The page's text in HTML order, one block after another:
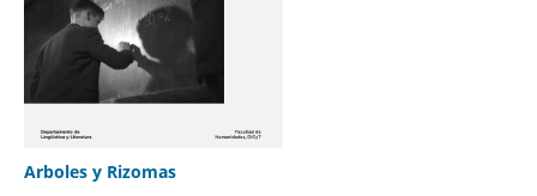
Arboles y Rizomas